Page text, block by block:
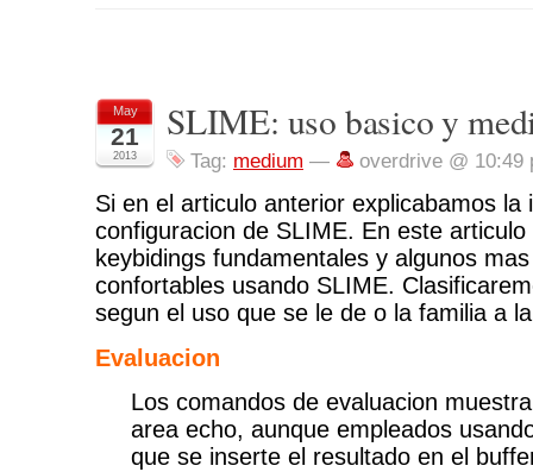
May
21
2013
SLIME: uso basico y
Tag: medium — overdrive @ 10:49
Si en el articulo anterior explicabamos la
configuracion de SLIME. En este
keybidings fundamentales y algunos
confortables usando SLIME.
segun el uso que se le de o la familia a
Evaluacion
Los comandos de evaluacion
area echo, aunque empleados
que se inserte el resultado en el